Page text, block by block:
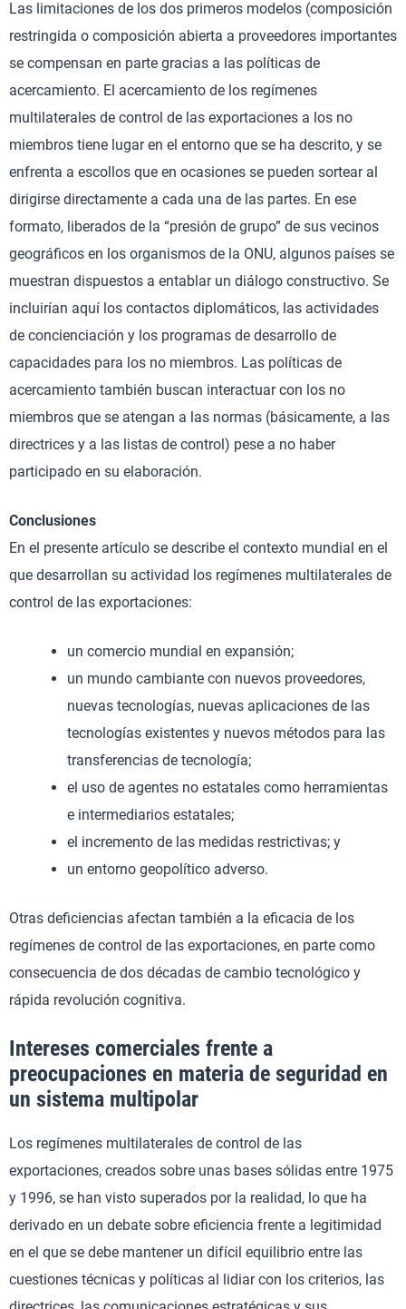
Las limitaciones de los dos primeros modelos (composición
restringida o composición abierta a proveedores importantes
se compensan en parte gracias a las políticas de
acercamiento. El acercamiento de los regímenes
multilaterales de control de las exportaciones a los no
miembros tiene lugar en el entorno que se ha descrito, y se
enfrenta a escollos que en ocasiones se pueden sortear al
dirigirse directamente a cada una de las partes. En ese
formato, liberados de la “presión de grupo” de sus vecinos
geográficos en los organismos de la ONU, algunos países se
muestran dispuestos a entablar un diálogo constructivo. Se
incluirían aquí los contactos diplomáticos, las actividades
de concienciación y los programas de desarrollo de
capacidades para los no miembros. Las políticas de
acercamiento también buscan interactuar con los no
miembros que se atengan a las normas (básicamente, a las
directrices y a las listas de control) pese a no haber
participado en su elaboración.
Conclusiones
En el presente artículo se describe el contexto mundial en el
que desarrollan su actividad los regímenes multilaterales de
control de las exportaciones:
un comercio mundial en expansión;
un mundo cambiante con nuevos proveedores,
nuevas tecnologías, nuevas aplicaciones de las
tecnologías existentes y nuevos métodos para las
transferencias de tecnología;
el uso de agentes no estatales como herramientas
e intermediarios estatales;
el incremento de las medidas restrictivas; y
un entorno geopolítico adverso.
Otras deficiencias afectan también a la eficacia de los
regímenes de control de las exportaciones, en parte como
consecuencia de dos décadas de cambio tecnológico y
rápida revolución cognitiva.
Intereses comerciales frente a
preocupaciones en materia de seguridad en
un sistema multipolar
Los regímenes multilaterales de control de las
exportaciones, creados sobre unas bases sólidas entre 1975
y 1996, se han visto superados por la realidad, lo que ha
derivado en un debate sobre eficiencia frente a legitimidad
en el que se debe mantener un difícil equilibrio entre las
cuestiones técnicas y políticas al lidiar con los criterios, las